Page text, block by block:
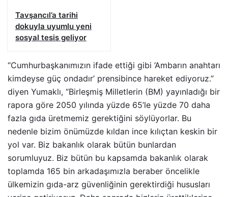
Tavşancıl’a tarihi
dokuyla uyumlu yeni
sosyal tesis geliyor
“Cumhurbaşkanımızın ifade ettiği gibi ’Ambarın anahtarı
kimdeyse güç ondadır’ prensibince hareket ediyoruz.”
diyen Yumaklı, “Birleşmiş Milletlerin (BM) yayınladığı bir
rapora göre 2050 yılında yüzde 65’le yüzde 70 daha
fazla gıda üretmemiz gerektiğini söylüyorlar. Bu
nedenle bizim önümüzde kıldan ince kılıçtan keskin bir
yol var. Biz bakanlık olarak bütün bunlardan
sorumluyuz. Biz bütün bu kapsamda bakanlık olarak
toplamda 165 bin arkadaşımızla beraber öncelikle
ülkemizin gıda-arz güvenliğinin gerektirdiği hususları